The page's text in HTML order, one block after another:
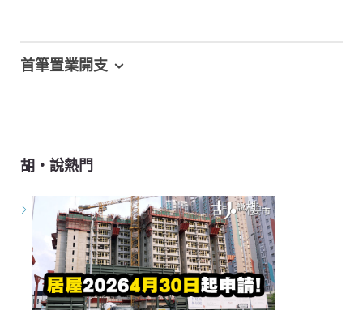
首筆置業開支
胡‧說熱門